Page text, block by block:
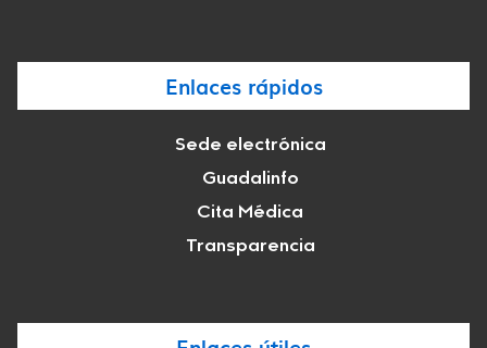
Enlaces rápidos
Sede electrónica
Guadalinfo
Cita Médica
Transparencia